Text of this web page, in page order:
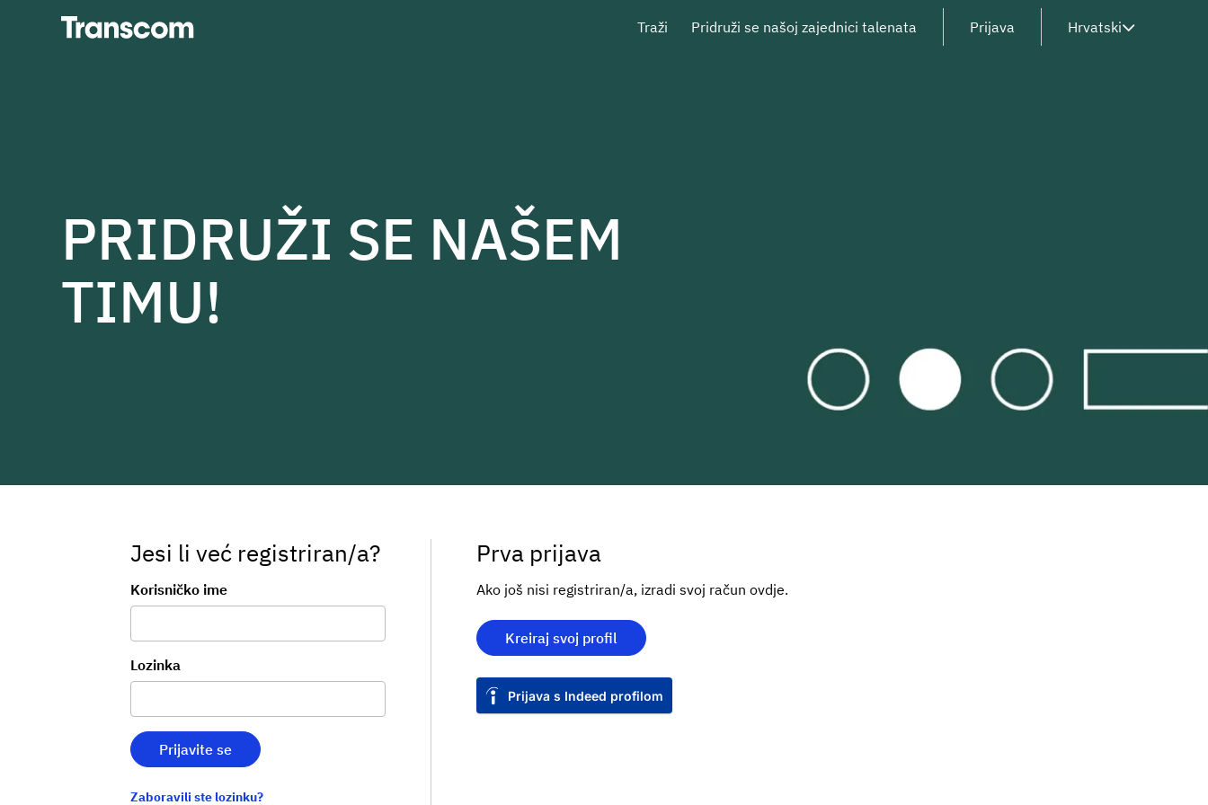
Transcom Traži Pridruži se našoj zajednici talenata Prijava Hrvatski
PRIDRUŽI SE NAŠEM
TIMU!
Jesi li već registriran/a?
Prijava
Korisničko ime
Lozinka
Prijavite se
Zaboravili ste lozinku?
Prva prijava
Ako još nisi registriran/a, izradi svoj račun ovdje.
Kreiraj svoj profil
Prijava s Indeed profilom